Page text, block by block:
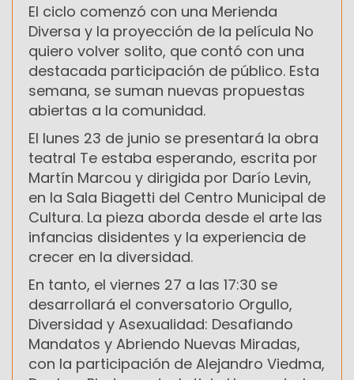
El ciclo comenzó con una Merienda
Diversa y la proyección de la película No
quiero volver solito, que contó con una
destacada participación de público. Esta
semana, se suman nuevas propuestas
abiertas a la comunidad.
El lunes 23 de junio se presentará la obra
teatral Te estaba esperando, escrita por
Martín Marcou y dirigida por Darío Levin,
en la Sala Biagetti del Centro Municipal de
Cultura. La pieza aborda desde el arte las
infancias disidentes y la experiencia de
crecer en la diversidad.
En tanto, el viernes 27 a las 17:30 se
desarrollará el conversatorio Orgullo,
Diversidad y Asexualidad: Desafiando
Mandatos y Abriendo Nuevas Miradas,
con la participación de Alejandro Viedma,